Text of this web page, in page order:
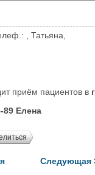
, Татьяна,
приём пациентов в
89 Елена
Следующая